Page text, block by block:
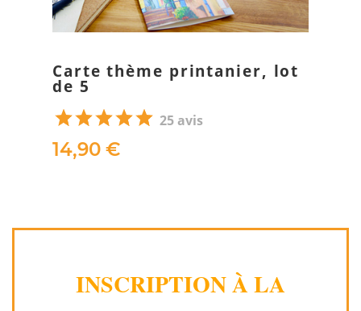
Carte thème printanier, lot
de 5
25 avis
14,90 €
INSCRIPTION À LA